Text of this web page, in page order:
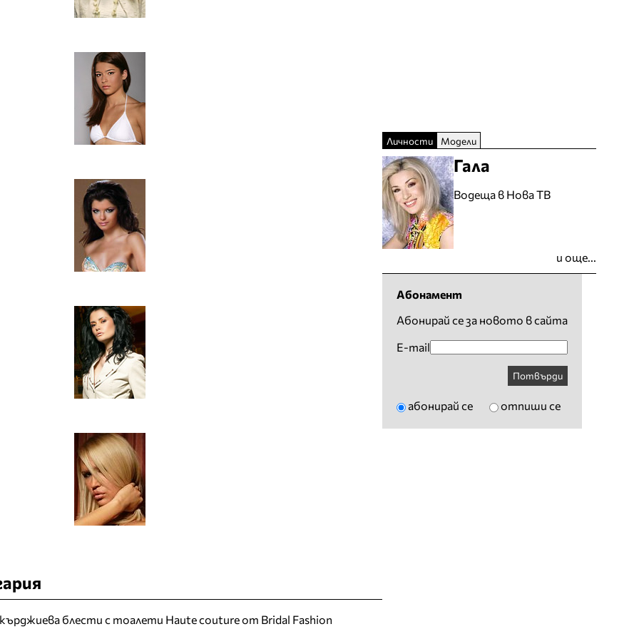
блести с тоалети Haute couture от Bridal Fashion
Личности Модели
Гала
Водеща в Нова ТВ
и още...
Абонамент
Абонирай се за новото в сайта
E-mail
Потвърди
абонирай се отпиши се